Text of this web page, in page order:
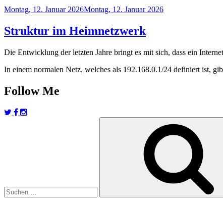
Veröffentlicht
Montag, 12. Januar 2026Montag, 12. Januar 2026
Struktur im Heimnetzwerk
Die Entwicklung der letzten Jahre bringt es mit sich, dass ein
In einem normalen Netz, welches als 192.168.0.1/24 definiert ist,
Follow Me